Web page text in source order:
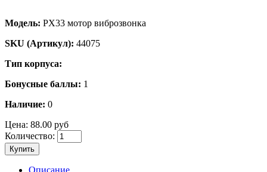
Модель: PX33 мотор виброзвонка
SKU (Артикул): 44075
Тип корпуса:
Бонусные баллы: 1
Наличие: 0
Цена: 88.00 руб
Количество:
Купить
Описание